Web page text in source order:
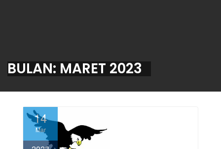
BULAN: MARET 2023
14
Mar